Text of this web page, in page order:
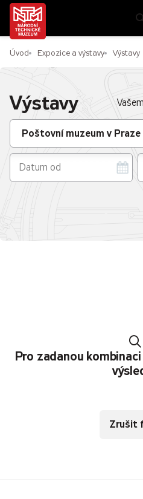
Úvod Expozice a výstavy Výstavy
Výstavy
Pro zadanou
Zrušit